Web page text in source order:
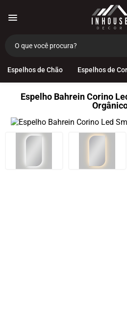
Espelhos de Chão Espelhos de
Espelho Bahrein Corino